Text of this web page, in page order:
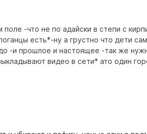
-что не по адайски в степи с
есть*-ну а грустно что дети
-и прошлое и настоящее -так же
видео в сети* ато один